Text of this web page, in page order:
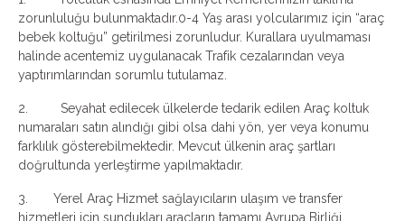
zorunluluğu bulunmaktadır.0-4 Yaş arası yolcularımız için “araç
bebek koltuğu” getirilmesi zorunludur. Kurallara uyulmaması
halinde acentemiz uygulanacak Trafik cezalarından veya
yaptırımlarından sorumlu tutulamaz.
2. Seyahat edilecek ülkelerde tedarik edilen Araç koltuk
numaraları satın alındığı gibi olsa dahi yön, yer veya konumu
farklılık gösterebilmektedir. Mevcut ülkenin araç şartları
doğrultunda yerleştirme yapılmaktadır.
3. Yerel Araç Hizmet sağlayıcıların ulaşım ve transfer
hizmetleri için sundukları araçların tamamı Avrupa Birliği